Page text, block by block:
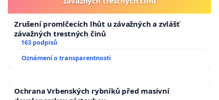
Zrušení promlčecích lhůt u závažných a zvlášť
závažných trestných činů
163 podpisů
Oznámení o transparentnosti
Ochrana Vrbenských rybníků před masivní